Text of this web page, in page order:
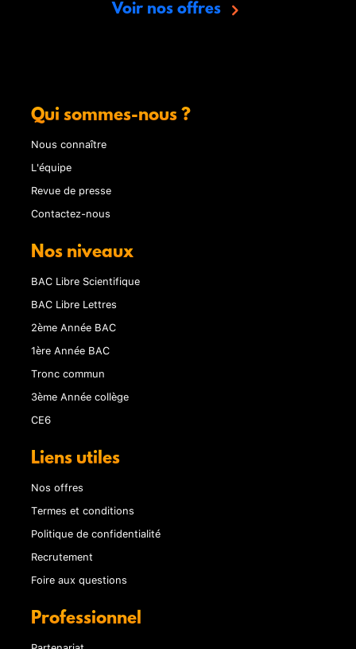
Voir nos offres
Qui sommes-nous ?
Nous connaître
L'équipe
Revue de presse
Contactez-nous
Nos niveaux
BAC Libre Scientifique
BAC Libre Lettres
2ème Année BAC
1ère Année BAC
Tronc commun
3ème Année collège
CE6
Liens utiles
Nos offres
Termes et conditions
Politique de confidentialité
Recrutement
Foire aux questions
Professionnel